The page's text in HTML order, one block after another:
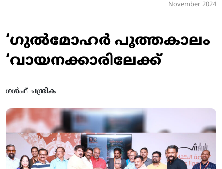
November 2024
‘ഗുല്‍മോഹര്‍ പൂത്തകാലം
‘വായനക്കാരിലേക്ക്‌
ഗൾഫ് ചന്ദ്രിക